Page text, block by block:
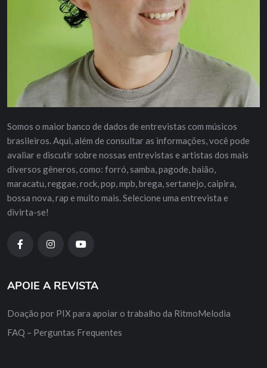
Somos o maior banco de dados de entrevistas com músicos
brasileiros. Aqui, além de consultar as informações, você pode
avaliar e discutir sobre nossas entrevistas e artistas dos mais
diversos gêneros, como: forró, samba, pagode, baião,
maracatu, reggae, rock, pop, mpb, brega, sertanejo, caipira,
bossa nova, rap e muito mais. Selecione uma entrevista e
divirta-se!
APOIE A REVISTA
Doação por PIX para apoiar o trabalho da RitmoMelodia
FAQ – Perguntas Frequentes